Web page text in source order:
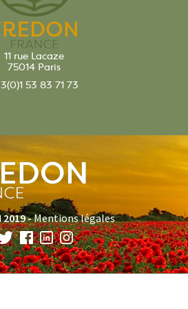
11 rue Lacaze
75014 Paris
53 83 71 73
2019 -Mentions légales